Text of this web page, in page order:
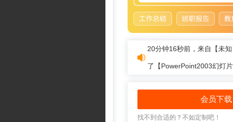
20分钟16秒前，来自【未
了【PowerPoint2003幻灯
会员下载
找不到合适的？不如定制吧！